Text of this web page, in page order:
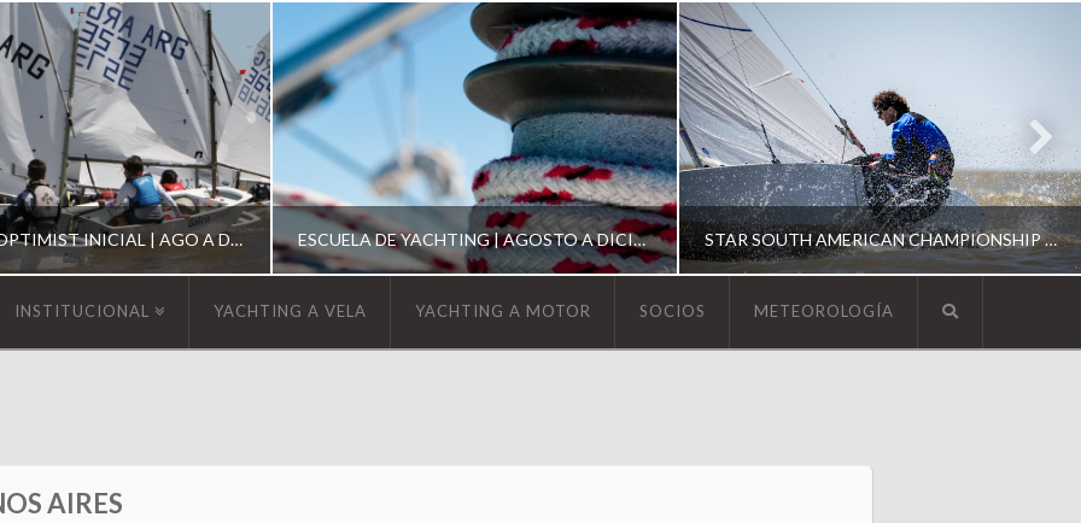
ESCUELA DE OPTIMIST INICIAL | AGO A DIC 2026
OPTIMIST
ESCUELA DE YACHTING | AGOSTO A DICIEMBRE 2026 STAR SOUTH AMERICAN CHAMPIONSHIP 2026
INSTITUCIONAL YACHTING A VELA YACHTING A MOTOR SOCIOS METEOROLOGÍA
AIRES